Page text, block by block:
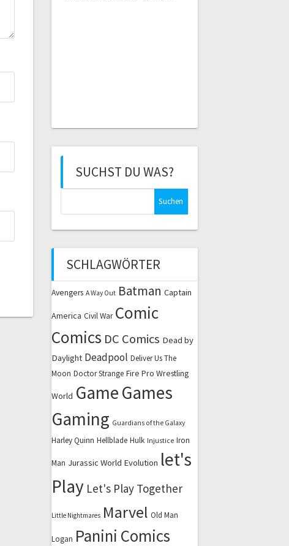
SUCHST DU WAS?
SCHLAGWÖRTER
Avengers A Way Out Batman Captain
America Civil War Comic
Comics DC Comics Dead by
Daylight Deadpool Deliver Us The
Moon Doctor Strange Fire Pro Wrestling
World GameGames
Gaming Guardians of the Galaxy
Harley Quinn Hellblade Hulk Injustice Iron
Man Jurassic World Evolution let's
Play Let's Play Together
Little Nightmares Marvel Old Man
Logan Panini Comics